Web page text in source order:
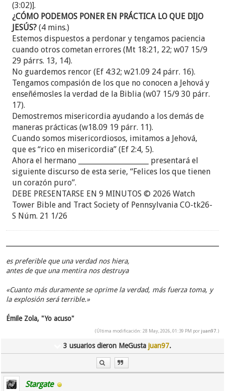
(3:02)].
¿CÓMO PODEMOS PONER EN PRÁCTICA LO QUE DIJO
JESÚS? (4 mins.)
Estemos dispuestos a perdonar y tengamos paciencia
cuando otros cometan errores (Mt 18:21, 22; w07 15/9
29 párrs. 13, 14).
No guardemos rencor (Ef 4:32; w21.09 24 párr. 16).
Tengamos compasión de los que no conocen a Jehová y
enseñémosles la verdad de la Biblia (w07 15/9 30 párr.
17).
Demostremos misericordia ayudando a los demás de
maneras prácticas (w18.09 19 párr. 11).
Cuando somos misericordiosos, imitamos a Jehová,
que es “rico en misericordia” (Ef 2:4, 5).
Ahora el hermano ____________________ presentará el
siguiente discurso de esta serie, “Felices los que tienen
un corazón puro”.
DEBE PRESENTARSE EN 9 MINUTOS © 2026 Watch
Tower Bible and Tract Society of Pennsylvania CO-tk26-
S Núm. 21 1/26
es preferible que una verdad nos hiera,
antes de que una mentira nos destruya
«Cuanto más duramente se oprime la verdad, más fuerza toma, y
la explosión será terrible.»
Émile Zola, "Yo acuso"
(Última modificación: 28 May, 2026, 01:39 PM por juan97.)
3 usuarios dieron MeGustajuan97.
Stargate